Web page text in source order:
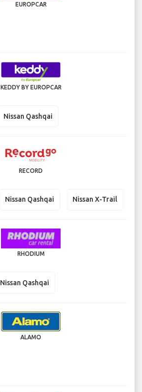
EUROPCAR
KEDDY BY EUROPCAR
Nissan Qashqai
RECORD
Nissan Qashqai Nissan X-Trail
RHODIUM
Nissan Qashqai
ALAMO